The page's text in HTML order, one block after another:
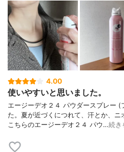
4.00
使いやすいと思いました。
エージーデオ２４ パウダースプレー (
た。夏が近づくにつれて、汗とか、ニ
こちらのエージーデオ２４ パウ…続き